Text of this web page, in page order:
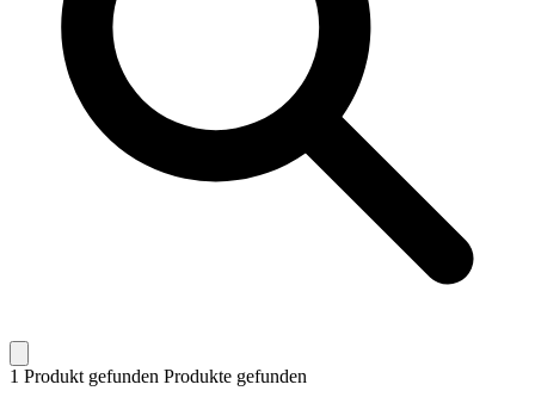
1 Produkt gefunden Produkte gefunden